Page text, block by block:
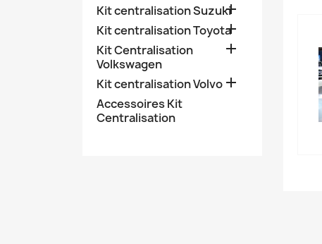
Kit centralisation Suzuki

Kit centralisation Toyota

Kit Centralisation
Volkswagen

Kit centralisation Volvo
Accessoires Kit
Centralisation